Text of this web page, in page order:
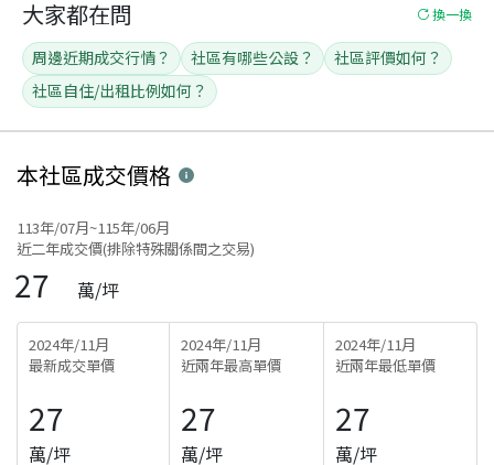
大家都在問 換一換
周邊近期成交行情？ 社區有哪些公設？
社區評價如何？
社區自住/出租比例如何？
本社區成交價格
113年/07月~115年/06月
近二年成交價(排除特殊關係間之交易)
27 萬/坪
2024年/11月
最新成交單價
27
萬/坪
2024年/11月
近兩年最高單價
27
萬/坪
2024年/11月
近兩年最低單價
27
萬/坪